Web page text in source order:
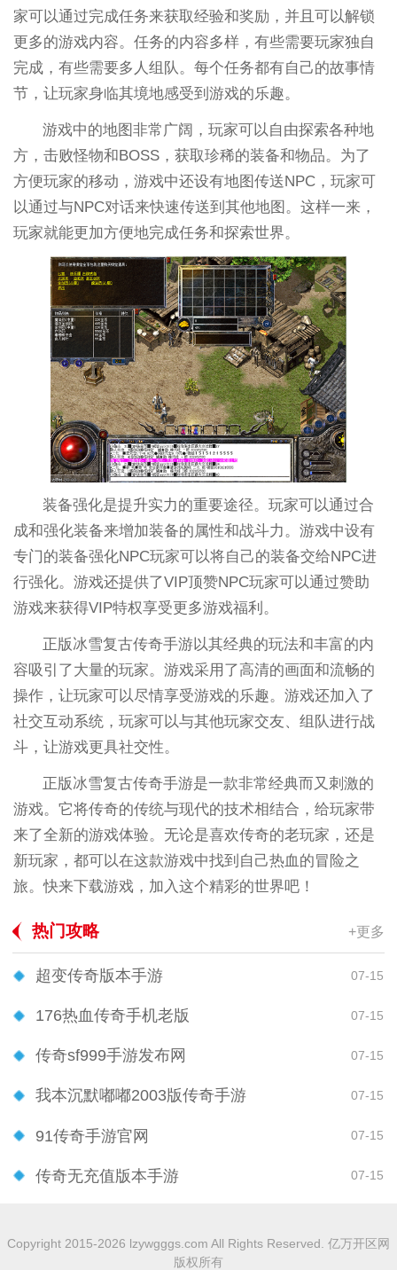
家可以通过完成任务来获取经验和奖励，并且可以解锁
更多的游戏内容。任务的内容多样，有些需要玩家独自
完成，有些需要多人组队。每个任务都有自己的故事情
节，让玩家身临其境地感受到游戏的乐趣。
游戏中的地图非常广阔，玩家可以自由探索各种地
方，击败怪物和BOSS，获取珍稀的装备和物品。为了
方便玩家的移动，游戏中还设有地图传送NPC，玩家可
以通过与NPC对话来快速传送到其他地图。这样一来，
玩家就能更加方便地完成任务和探索世界。
装备强化是提升实力的重要途径。玩家可以通过合
成和强化装备来增加装备的属性和战斗力。游戏中设有
专门的装备强化NPC玩家可以将自己的装备交给NPC进
行强化。游戏还提供了VIP顶赞NPC玩家可以通过赞助
游戏来获得VIP特权享受更多游戏福利。
正版冰雪复古传奇手游以其经典的玩法和丰富的内
容吸引了大量的玩家。游戏采用了高清的画面和流畅的
操作，让玩家可以尽情享受游戏的乐趣。游戏还加入了
社交互动系统，玩家可以与其他玩家交友、组队进行战
斗，让游戏更具社交性。
正版冰雪复古传奇手游是一款非常经典而又刺激的
游戏。它将传奇的传统与现代的技术相结合，给玩家带
来了全新的游戏体验。无论是喜欢传奇的老玩家，还是
新玩家，都可以在这款游戏中找到自己热血的冒险之
旅。快来下载游戏，加入这个精彩的世界吧！
热门攻略 +更多
超变传奇版本手游 07-15
176热血传奇手机老版 07-15
传奇sf999手游发布网 07-15
我本沉默嘟嘟2003版传奇手游 07-15
91传奇手游官网 07-15
传奇无充值版本手游 07-15
Copyright 2015-2026 lzywgggs.com All Rights Reserved. 亿万开区网
版权所有